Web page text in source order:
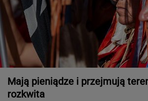
Mają pieniądze i przejmują
rozkwita